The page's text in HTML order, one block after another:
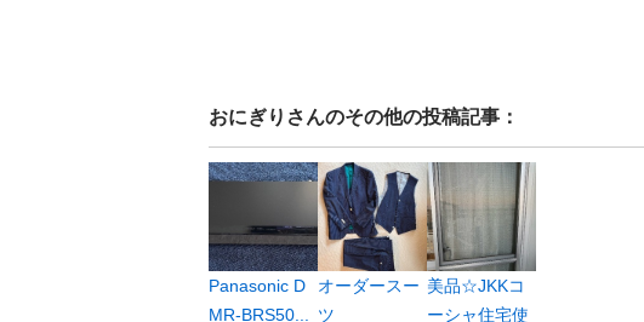
おにぎり さんのその他の投稿記事：
Panasonic D
MR-BRS50...
オーダースー
ツ
美品☆JKKコ
ーシャ住宅使